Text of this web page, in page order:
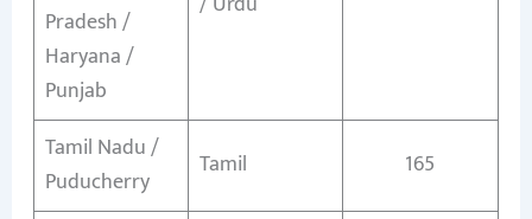
Pradesh /
Haryana /
Punjab
Tamil Nadu /
Puducherry
Tamil 165